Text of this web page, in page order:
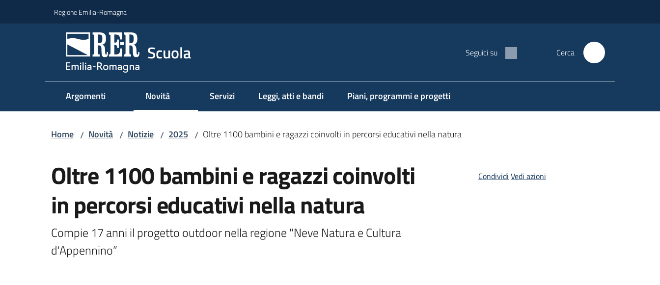
Regione Emilia-Romagna
Scuola Seguici su Cerca
Argomenti Novità Servizi Leggi, atti e bandi Piani, programmi e progetti
Home / Novità / Notizie / 2025 / Oltre 1100 bambini e ragazzi coinvolti in percorsi educativi nella natura
Oltre 1100 bambini e ragazzi coinvolti
in percorsi educativi nella natura
Compie 17 anni il progetto outdoor nella regione "Neve Natura e Cultura
d'Appennino”
Condividi Vedi azioni